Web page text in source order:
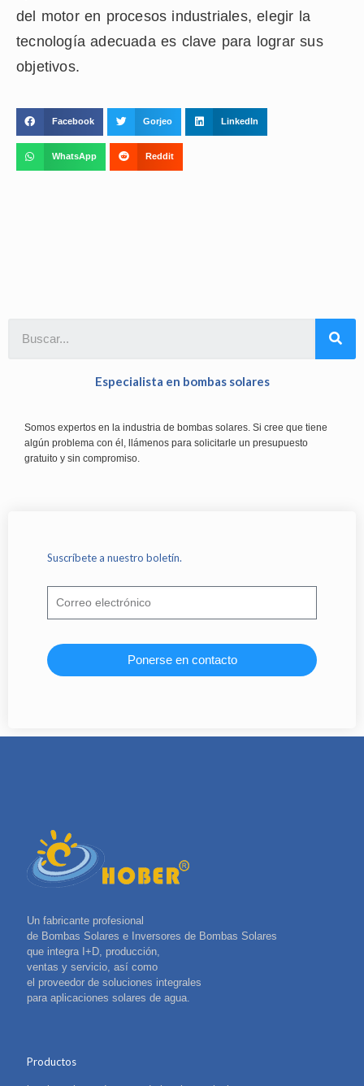
del motor en procesos industriales, elegir la
tecnología adecuada es clave para lograr sus
objetivos.
Facebook Gorjeo LinkedIn
WhatsApp Reddit
Especialista en bombas solares
Somos expertos en la industria de bombas solares. Si cree que tiene
algún problema con él, llámenos para solicitarle un presupuesto
gratuito y sin compromiso.
Suscríbete a nuestro boletín.
Ponerse en contacto
Un fabricante profesional
de Bombas Solares e Inversores de Bombas Solares
que integra I+D, producción,
ventas y servicio, así como
el proveedor de soluciones integrales
para aplicaciones solares de agua.
Productos